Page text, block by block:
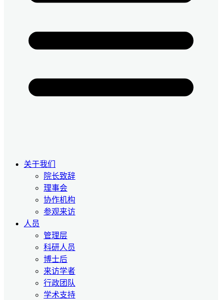
关于我们
院长致辞
理事会
协作机构
参观来访
人员
管理层
科研人员
博士后
来访学者
行政团队
学术支持